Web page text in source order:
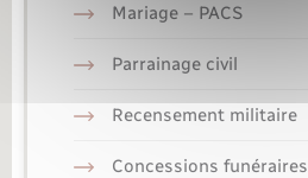
Mariage – PACS
Parrainage civil
Recensement militaire
Concessions funéraires